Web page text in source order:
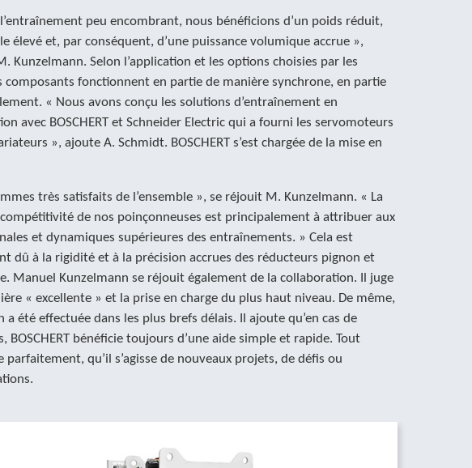
l’entraînement peu encombrant, nous bénéficions d’un poids réduit,
élevé et, par conséquent, d’une puissance volumique accrue »,
Kunzelmann. Selon l’application et les options choisies par les
composants fonctionnent en partie de manière synchrone, en partie
« Nous avons conçu les solutions d’entraînement en
avec BOSCHERT et Schneider Electric qui a fourni les servomoteurs
», ajoute A. Schmidt. BOSCHERT s’est chargée de la mise en
très satisfaits de l’ensemble », se réjouit M. Kunzelmann. « La
de nos poinçonneuses est principalement à attribuer aux
et dynamiques supérieures des entraînements. » Cela est
dû à la rigidité et à la précision accrues des réducteurs pignon et
Manuel Kunzelmann se réjouit également de la collaboration. Il juge
« excellente » et la prise en charge du plus haut niveau. De même,
a été effectuée dans les plus brefs délais. Il ajoute qu’en cas de
BOSCHERT bénéficie toujours d’une aide simple et rapide. Tout
parfaitement, qu’il s’agisse de nouveaux projets, de défis ou